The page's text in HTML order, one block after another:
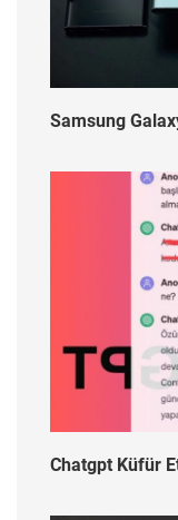
Samsung
Chatgpt Küfür